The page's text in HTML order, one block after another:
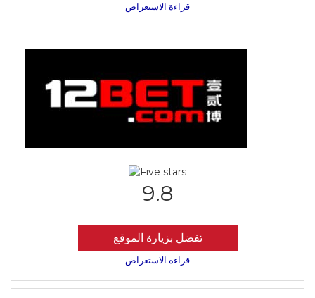
قراءة الاستعراض
9.8
تفضل بزيارة الموقع
قراءة الاستعراض